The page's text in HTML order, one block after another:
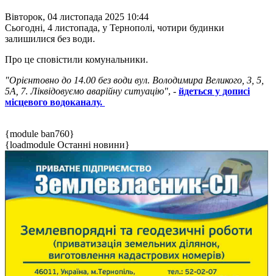
Вівторок, 04 листопада 2025 10:44
Сьогодні, 4 листопада, у Тернополі, чотири будинки
залишилися без води.
Про це сповістили комунальники.
"Орієнтовно до 14.00 без води вул. Володимира Великого, 3, 5,
5А, 7. Ліквідовуємо аварійну ситуацію", - йдеться у дописі
місцевого водоканалу.
{module ban760}
{loadmodule Останні новини}